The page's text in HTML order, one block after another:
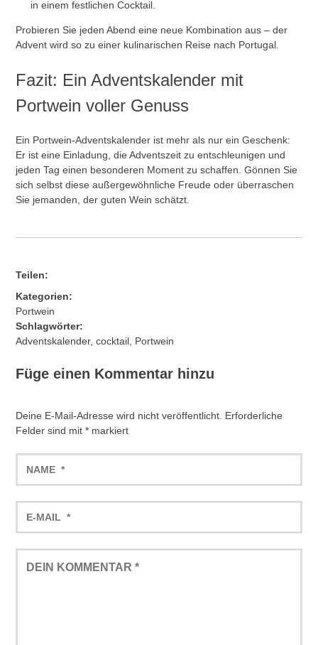
in einem festlichen Cocktail.
Probieren Sie jeden Abend eine neue Kombination aus – der
Advent wird so zu einer kulinarischen Reise nach Portugal.
Fazit: Ein Adventskalender mit
Portwein voller Genuss
Ein Portwein-Adventskalender ist mehr als nur ein Geschenk:
Er ist eine Einladung, die Adventszeit zu entschleunigen und
jeden Tag einen besonderen Moment zu schaffen. Gönnen Sie
sich selbst diese außergewöhnliche Freude oder überraschen
Sie jemanden, der guten Wein schätzt.
Teilen:
Kategorien:
Portwein
Schlagwörter:
Adventskalender,cocktail Portwein
Füge einen Kommentar hinzu
Deine E-Mail-Adresse wird nicht veröffentlicht. Erforderliche
Felder sind mit* markiert